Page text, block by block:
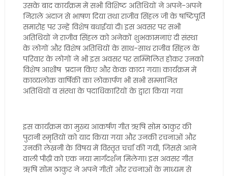
उसके बाद कार्यक्रम में सभी विशिष्ट अतिथियों ने अपने-अपने
निराले अंदाज से भाषण दिया तथा राजीव सिंहल जी के षष्टिपूर्ति
समारोह पर उन्हें विशेष बधाईयां दी। इस अवसर पर सभी
अतिथियों ने राजीव सिंहल को अनेकों शुभकामनाएं दी संस्था
के लोगों और विशेष अतिथियों के साथ-साथ राजीव सिंहल के
परिवार के लोगों ने भी इस अवसर पर सम्मिलित होकर उनको
विशेष आशीष प्रदान किए और केक काटा गया। कार्यक्रम में
काव्यलोक वार्षिकी का लोकार्पण भी सभी सम्मानित
अतिथियों व संस्था के पदाधिकारियों के द्वारा किया गया
इस कार्यक्रम का मुख्य आकर्षण गीत ऋषि सोम ठाकुर की
पुरानी स्मृतियों को याद किया गया और उनकी रचनाओं और
उनकी लेखनी के विषय में विस्तृत चर्चा की गयी, जिससे आने
वाली पीढ़ी को एक नया मार्गदर्शन मिलेगा। इस अवसर गीत
ऋषि सोम ठाकुर ने अपने गीतों और रचनाओं के माध्यम से